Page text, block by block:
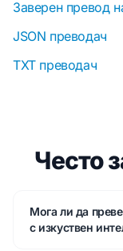
Заверен превод
JSON преводач
TXT преводач
Често
Мога ли да
с изкуствен